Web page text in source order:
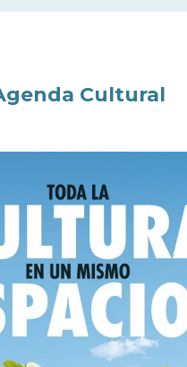
Cultural